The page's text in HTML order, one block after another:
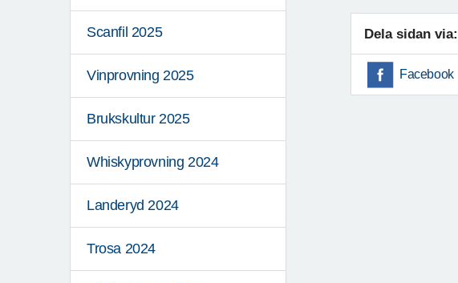
Scanfil 2025
Vinprovning 2025
Brukskultur 2025
Whiskyprovning 2024
Landeryd 2024
Trosa 2024
Dela sidan via:
Facebook